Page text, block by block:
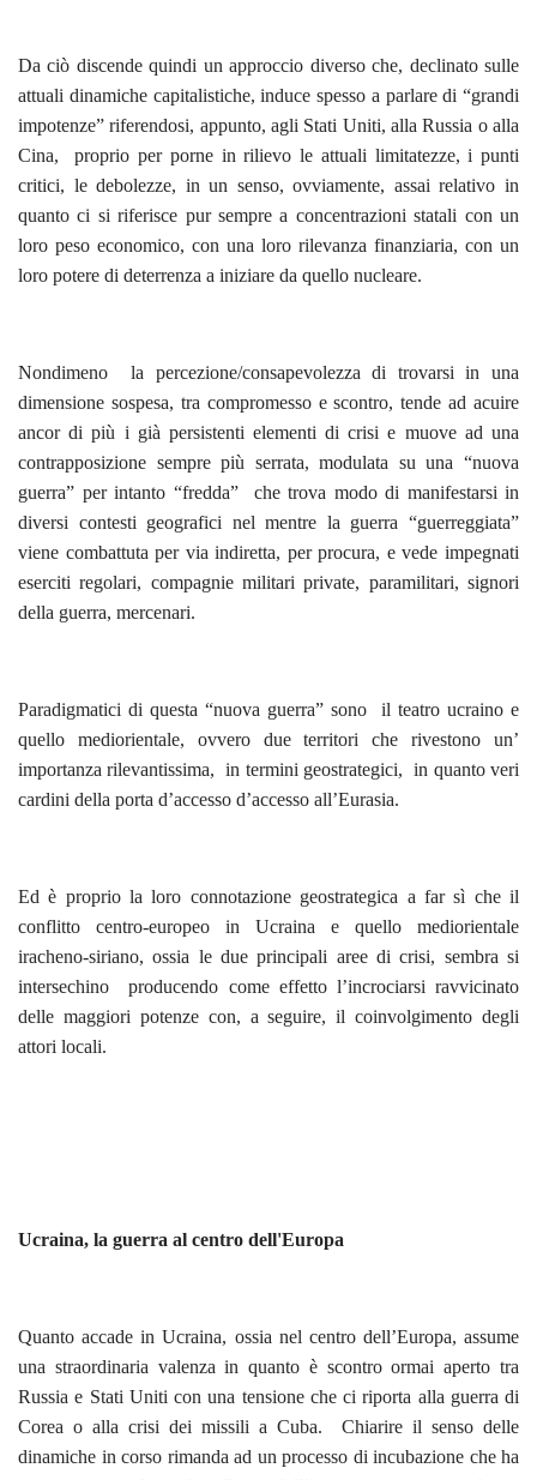
Da ciò discende quindi un approccio diverso che, declinato sulle
attuali dinamiche capitalistiche, induce spesso a parlare di “grandi
impotenze” riferendosi, appunto, agli Stati Uniti, alla Russia o alla
Cina, proprio per porne in rilievo le attuali limitatezze, i punti
critici, le debolezze, in un senso, ovviamente, assai relativo in
quanto ci si riferisce pur sempre a concentrazioni statali con un
loro peso economico, con una loro rilevanza finanziaria, con un
loro potere di deterrenza a iniziare da quello nucleare.
Nondimeno la percezione/consapevolezza di trovarsi in una
dimensione sospesa, tra compromesso e scontro, tende ad acuire
ancor di più i già persistenti elementi di crisi e muove ad una
contrapposizione sempre più serrata, modulata su una “nuova
guerra” per intanto “fredda” che trova modo di manifestarsi in
diversi contesti geografici nel mentre la guerra “guerreggiata”
viene combattuta per via indiretta, per procura, e vede impegnati
eserciti regolari, compagnie militari private, paramilitari, signori
della guerra, mercenari.
Paradigmatici di questa “nuova guerra” sono il teatro ucraino e
quello mediorientale, ovvero due territori che rivestono un’
importanza rilevantissima, in termini geostrategici, in quanto veri
cardini della porta d’accesso d’accesso all’Eurasia.
Ed è proprio la loro connotazione geostrategica a far sì che il
conflitto centro-europeo in Ucraina e quello mediorientale
iracheno-siriano, ossia le due principali aree di crisi, sembra si
intersechino producendo come effetto l’incrociarsi ravvicinato
delle maggiori potenze con, a seguire, il coinvolgimento degli
attori locali.
Ucraina, la guerra al centro dell'Europa
Quanto accade in Ucraina, ossia nel centro dell’Europa, assume
una straordinaria valenza in quanto è scontro ormai aperto tra
Russia e Stati Uniti con una tensione che ci riporta alla guerra di
Corea o alla crisi dei missili a Cuba. Chiarire il senso delle
dinamiche in corso rimanda ad un processo di incubazione che ha